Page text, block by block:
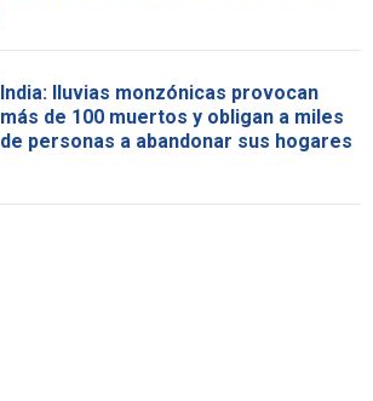
India: lluvias monzónicas provocan
más de 100 muertos y obligan a miles
de personas a abandonar sus hogares